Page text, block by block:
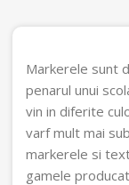
Markerele sunt
penarul unui
vin in diferite
varf mult mai
markerele si
gamele